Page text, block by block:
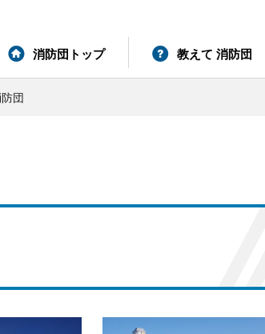
消防団トップ 教えて 消防団
団